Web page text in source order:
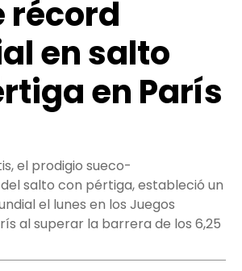
récord
en salto
en París
el prodigio sueco-
salto con pértiga, estableció un
el lunes en los Juegos
al superar la barrera de los 6,25